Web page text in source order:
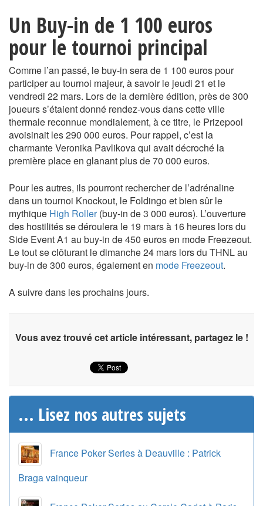
Un Buy-in de 1 100 euros
pour le tournoi principal
Comme l’an passé, le buy-in sera de 1 100 euros pour
participer au tournoi majeur, à savoir le jeudi 21 et le
vendredi 22 mars. Lors de la dernière édition, près de 300
joueurs s’étaient donné rendez-vous dans cette ville
thermale reconnue mondialement, à ce titre, le Prizepool
avoisinait les 290 000 euros. Pour rappel, c’est la
charmante Veronika Pavlikova qui avait décroché la
première place en glanant plus de 70 000 euros.
Pour les autres, ils pourront rechercher de l’adrénaline
dans un tournoi Knockout, le Foldingo et bien sûr le
mythique High Roller(buy-in de 3 000 euros). L’ouverture
des hostilités se déroulera le 19 mars à 16 heures lors du
Side Event A1 au buy-in de 450 euros en mode Freezeout.
Le tout se clôturant le dimanche 24 mars lors du THNL au
buy-in de 300 euros, également en mode Freezeout.
A suivre dans les prochains jours.
Vous avez trouvé cet article intéressant, partagez le !
... Lisez nos autres sujets
France Poker Series à Deauville : Patrick
Braga vainqueur